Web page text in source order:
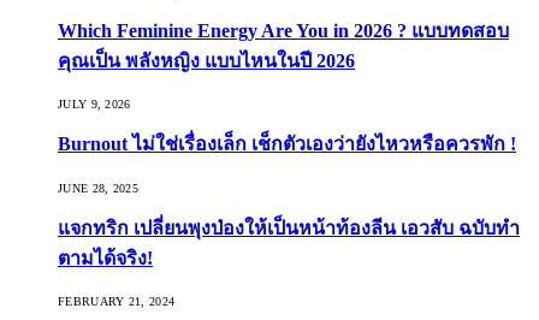
Which Feminine Energy Are You in 2026 ? แบบทดสอบ
คุณเป็น พลังหญิง แบบไหนในปี 2026
JULY 9, 2026
Burnout ไม่ใช่เรื่องเล็ก เช็กตัวเองว่ายังไหวหรือควรพัก !
JUNE 28, 2025
แจกทริก เปลี่ยนพุงป่องให้เป็นหน้าท้องลีน เอวสับ ฉบับทำ
ตามได้จริง!
FEBRUARY 21, 2024